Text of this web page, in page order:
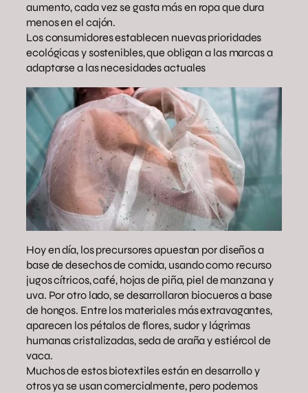
aumento, cada vez se gasta más en ropa que dura
menos en el cajón.
Los consumidores establecen nuevas prioridades
ecológicas y sostenibles, que obligan a las marcas a
adaptarse a las necesidades actuales
Hoy en día, los precursores apuestan por diseños a
base de desechos de comida, usando como recurso
jugos cítricos, café, hojas de piña, piel de manzana y
uva. Por otro lado, se desarrollaron biocueros a base
de hongos. Entre los materiales más extravagantes,
aparecen los pétalos de flores, sudor y lágrimas
humanas cristalizadas, seda de araña y estiércol de
vaca.
Muchos de estos biotextiles están en desarrollo y
otros ya se usan comercialmente, pero podemos